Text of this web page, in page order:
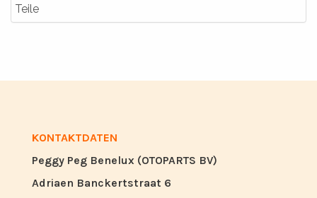
Teile
KONTAKTDATEN
Peggy Peg Benelux (OTOPARTS BV)
Adriaen Banckertstraat 6